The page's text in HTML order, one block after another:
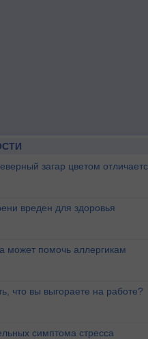
загар цветом
вреден для здоровья
может помочь аллергикам
что вы выгораете на работе?
симптома стресса